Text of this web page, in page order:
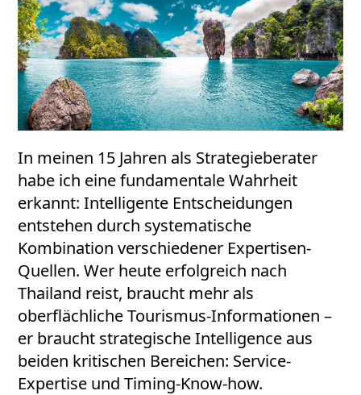
In meinen 15 Jahren als Strategieberater
habe ich eine fundamentale Wahrheit
erkannt: Intelligente Entscheidungen
entstehen durch systematische
Kombination verschiedener Expertisen-
Quellen. Wer heute erfolgreich nach
Thailand reist, braucht mehr als
oberflächliche Tourismus-Informationen –
er braucht strategische Intelligence aus
beiden kritischen Bereichen: Service-
Expertise und Timing-Know-how.